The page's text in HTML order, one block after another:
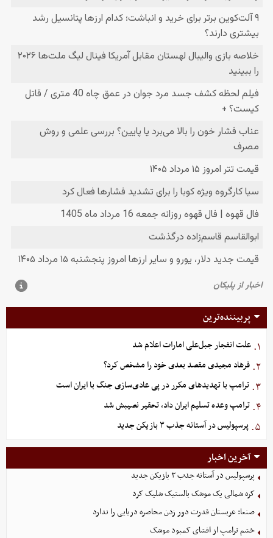
پربیننده‌ترین
۱. علت انفجار جبل‌علی امارات اعلام شد
۲. فرهاد مجیدی مقصد بعدی خود را مشخص کرد؟
۳. ترامپ با تهدیدهای مکرر در پی عادی‌سازی جنگ با ایران است
۴. ترامپ وعده تسلیم ایران داد، تحقیر نصیبش شد
۵. پرسپولیس در آستانه جذب ۳ بازیکن جدید
آخرین اخبار
پرسپولیس در آستانه جذب ۳ بازیکن جدید
کره شمالی یک موشک بالستیک شلیک کرد
صنعا: عربستان قدرت دور زدن محاصره دریایی را ندارد
خشم ترامپ از افشای کمبود موشک